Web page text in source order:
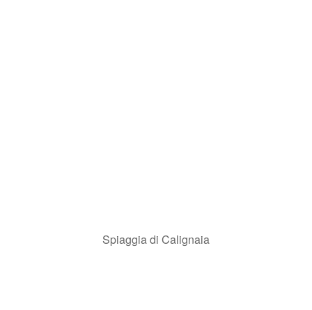
Spiaggia di Calignaia